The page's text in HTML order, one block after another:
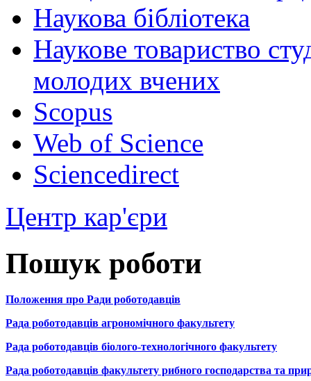
Наукова бібліотека
Наукове товариство
молодих вчених
Scopus
Web of Science
Sciencedirect
Центр кар'єри
Пошук роботи
Положення про Ради роботодавців
Рада роботодавців агрономічного факультету
Рада роботодавців біолого-технологічного факультету
Рада роботодавців факультету рибного господарства та